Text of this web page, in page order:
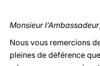
Monsieur l’Ambassadeur,
Nous vous remercions
pleines de déférence